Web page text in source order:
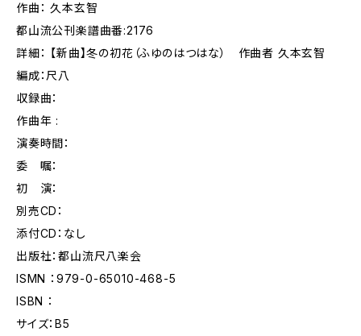
作曲： 久本玄智
都山流公刊楽譜曲番:2176
詳細： 【新曲】冬の初花（ふゆのはつはな） 作曲者 久本玄智
編成：尺八
収録曲：
作曲年 :
演奏時間：
委 嘱：
初 演：
別売CD：
添付CD：なし
出版社：都山流尺八楽会
ISMN ：979-0-65010-468-5
ISBN ：
サイズ：B5